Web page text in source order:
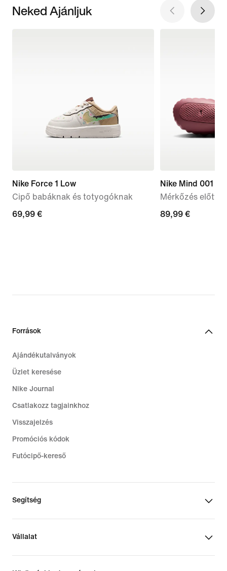
Neked Ajánljuk
Nike Force 1 Low
Cipő babáknak és totyogóknak
69,99
69,99 €
Nike Mind 001
Mérkőzés előtti
89,99
89,99 €
Források
Ajándékutalványok
Üzlet keresése
Nike Journal
Csatlakozz tagjainkhoz
Visszajelzés
Promóciós kódok
Futócipő-kereső
Segítség
Vállalat